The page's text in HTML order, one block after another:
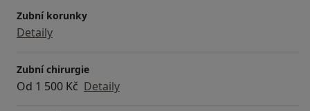
Zubní korunky
Detaily
Zubní chirurgie
Od 1 500 Kč Detaily